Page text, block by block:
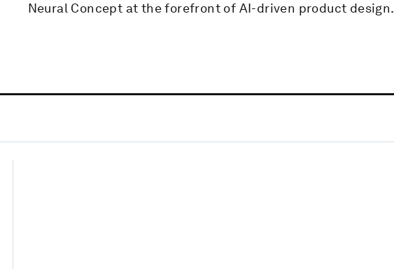
Neural Concept at the forefront of AI-driven product design.